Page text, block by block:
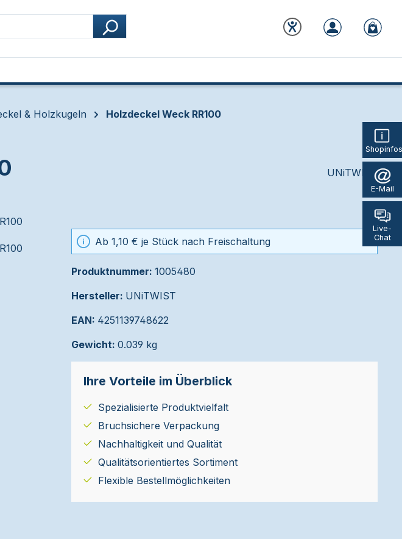
E-Mail
Live-
Chat
& Holzkugeln Holzdeckel Weck RR100
UNiTWIST
Ab 1,10 € je Stück nach Freischaltung
Produktnummer: 1005480
Hersteller: UNiTWIST
EAN: 4251139748622
Gewicht: 0.039 kg
Ihre Vorteile im Überblick
Spezialisierte Produktvielfalt
Bruchsichere Verpackung
Nachhaltigkeit und Qualität
Qualitätsorientiertes Sortiment
Flexible Bestellmöglichkeiten